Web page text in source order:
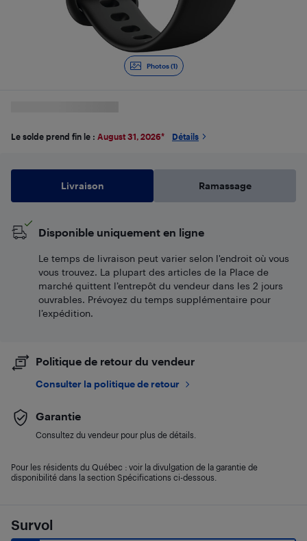
Photos (1)
Survol
Le solde prend fin le : August 31, 2026* Détails
Livraison Ramassage
Disponible uniquement en ligne
Le temps de livraison peut varier selon l'endroit où vous
vous trouvez. La plupart des articles de la Place de
marché quittent l’entrepôt du vendeur dans les 2 jours
ouvrables. Prévoyez du temps supplémentaire pour
l’expédition.
Politique de retour du vendeur
Consulter la politique de retour
Garantie
Consultez du vendeur pour plus de détails.
Pour les résidents du Québec : voir la divulgation de la garantie de
disponibilité dans la section Spécifications ci-dessous.